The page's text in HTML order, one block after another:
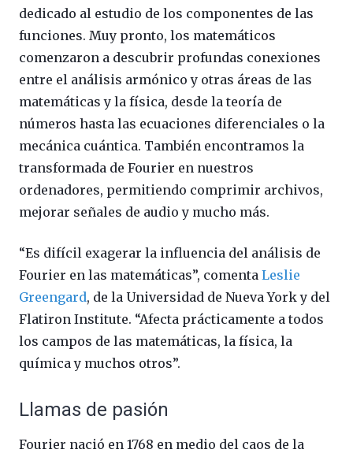
dedicado al estudio de los componentes de las
funciones. Muy pronto, los matemáticos
comenzaron a descubrir profundas conexiones
entre el análisis armónico y otras áreas de las
matemáticas y la física, desde la teoría de
números hasta las ecuaciones diferenciales o la
mecánica cuántica. También encontramos la
transformada de Fourier en nuestros
ordenadores, permitiendo comprimir archivos,
mejorar señales de audio y mucho más.
“Es difícil exagerar la influencia del análisis de
Fourier en las matemáticas”, comenta Leslie
Greengard, de la Universidad de Nueva York y del
Flatiron Institute. “Afecta prácticamente a todos
los campos de las matemáticas, la física, la
química y muchos otros”.
Llamas de pasión
Fourier nació en 1768 en medio del caos de la